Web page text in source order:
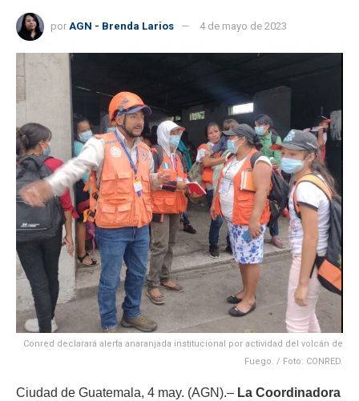
por AGN - Brenda Larios 4 de mayo de 2023
Conred declarará alerta anaranjada institucional por actividad del volcán de
Fuego. / Foto: CONRED.
Ciudad de Guatemala, 4 may. (AGN).– La Coordinadora